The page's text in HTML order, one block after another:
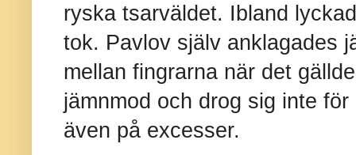
ryska tsarväldet. Ibland
tok. Pavlov själv anklagades
mellan fingrarna när det
jämnmod och drog sig inte
även på excesser.